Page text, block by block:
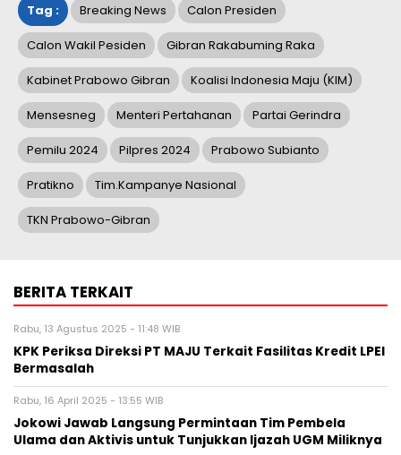
Tag : Breaking News Calon Presiden
Calon Wakil Pesiden Gibran Rakabuming Raka
Kabinet Prabowo Gibran Koalisi Indonesia Maju (KIM)
Mensesneg Menteri Pertahanan Partai Gerindra
Pemilu 2024 Pilpres 2024 Prabowo Subianto
Pratikno Tim.Kampanye Nasional
TKN Prabowo-Gibran
BERITA TERKAIT
Rabu, 13 Agustus 2025 - 11:48 WIB
KPK Periksa Direksi PT MAJU Terkait Fasilitas Kredit LPEI
Bermasalah
Rabu, 16 April 2025 - 13:55 WIB
Jokowi Jawab Langsung Permintaan Tim Pembela
Ulama dan Aktivis untuk Tunjukkan Ijazah UGM Miliknya